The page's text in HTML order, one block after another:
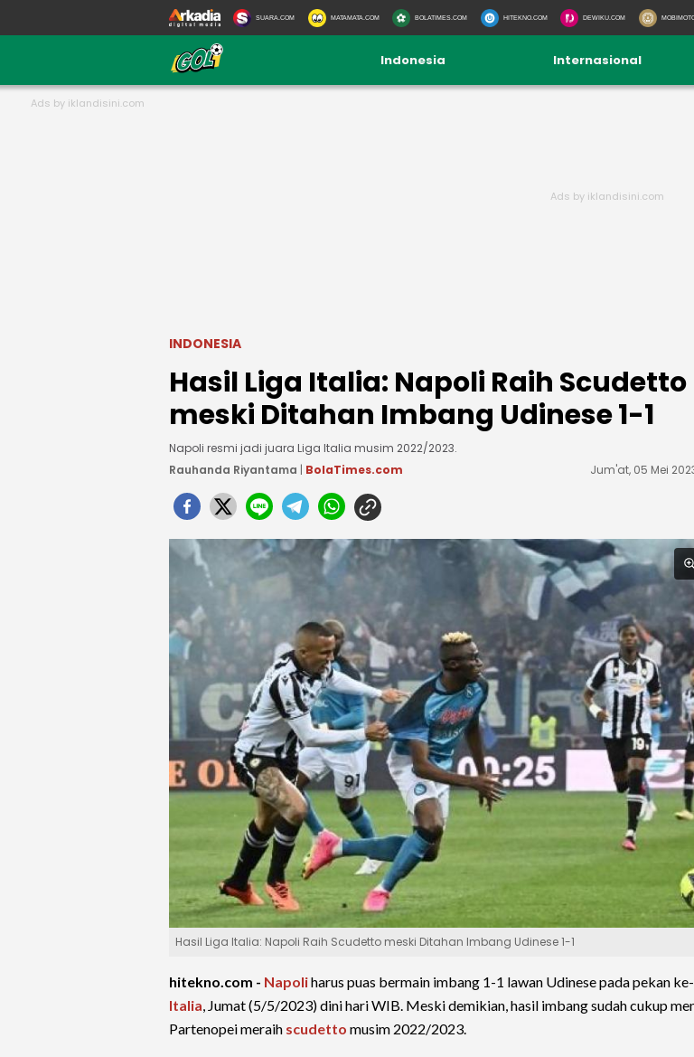
SUARA.COM MATAMATA.COM BOLATIMES.COM HITEKNO.COM DEWIKU.COM
Indonesia Internasional
INDONESIA
Hasil Liga Italia: Napoli Raih Scudetto
meski Ditahan Imbang Udinese 1-1
Napoli resmi jadi juara Liga Italia musim 2022/2023.
Rauhanda Riyantama | BolaTimes.com Jum'at, 05 Mei
Hasil Liga Italia: Napoli Raih Scudetto meski Ditahan Imbang Udinese 1-1
hitekno.com - Napoliharus puas bermain imbang 1-1 lawan Udinese pada pekan
Italia, Jumat (5/5/2023) dini hari WIB. Meski demikian, hasil imbang sudah cukup
Partenopei meraih scudetto musim 2022/2023.